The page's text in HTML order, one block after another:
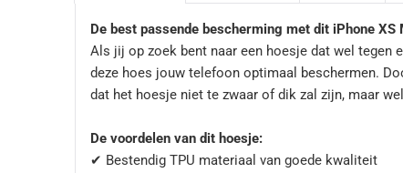
De best passende bescherming met dit iPhone XS
Als jij op zoek bent naar een hoesje dat wel tegen
deze hoes jouw telefoon optimaal beschermen.
dat het hoesje niet te zwaar of dik zal zijn, maar
De voordelen van dit hoesje:
✔ Bestendig TPU materiaal van goede kwaliteit